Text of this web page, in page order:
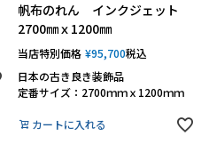
帆布のれん インクジェット
2700㎜ｘ1200㎜
当店特別価格 ¥95,700税込
日本の古き良き装飾品
定番サイズ：2700ｍｍｘ1200ｍｍ
カートに入れる